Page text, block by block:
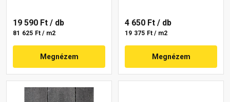
19 590 Ft / db
81 625 Ft / m2
Megnézem
4 650 Ft / db
19 375 Ft / m2
Megnézem